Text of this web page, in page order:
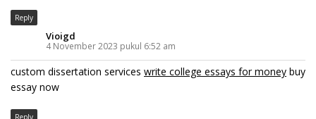
Reply
Vioigd
4 November 2023 pukul 6:52 am
custom dissertation services write college essays for money buy
essay now
Reply